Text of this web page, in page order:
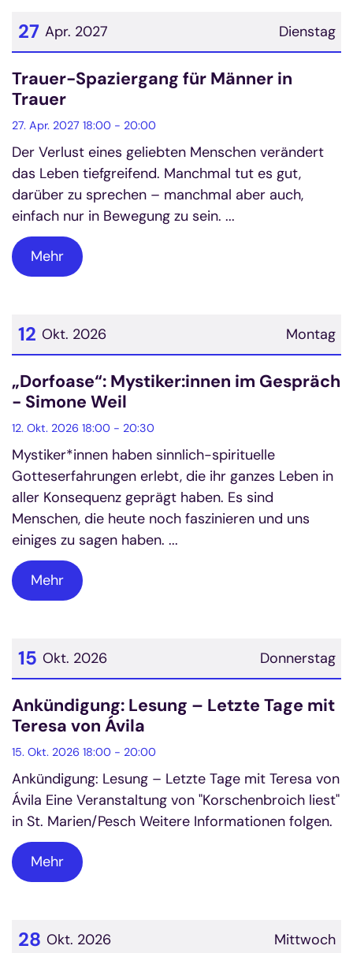
Dienstag
27 Apr. 2027
Datum: 27. April 2027
Trauer-Spaziergang für Männer in
Trauer
27. Apr. 2027 18:00 - 20:00
Der Verlust eines geliebten Menschen verändert
das Leben tiefgreifend. Manchmal tut es gut,
darüber zu sprechen – manchmal aber auch,
einfach nur in Bewegung zu sein. ...
Mehr
Montag
12 Okt. 2026
Datum: 12. Oktober 2026
„Dorfoase“: Mystiker:innen im Gespräch
- Simone Weil
12. Okt. 2026 18:00 - 20:30
Mystiker*innen haben sinnlich-spirituelle
Gotteserfahrungen erlebt, die ihr ganzes Leben in
aller Konsequenz geprägt haben. Es sind
Menschen, die heute noch faszinieren und uns
einiges zu sagen haben. ...
Mehr
Donnerstag
15 Okt. 2026
Datum: 15. Oktober 2026
Ankündigung: Lesung – Letzte Tage mit
Teresa von Ávila
15. Okt. 2026 18:00 - 20:00
Ankündigung: Lesung – Letzte Tage mit Teresa von
Ávila Eine Veranstaltung von "Korschenbroich liest"
in St. Marien/Pesch Weitere Informationen folgen.
Mehr
Mittwoch
28 Okt. 2026